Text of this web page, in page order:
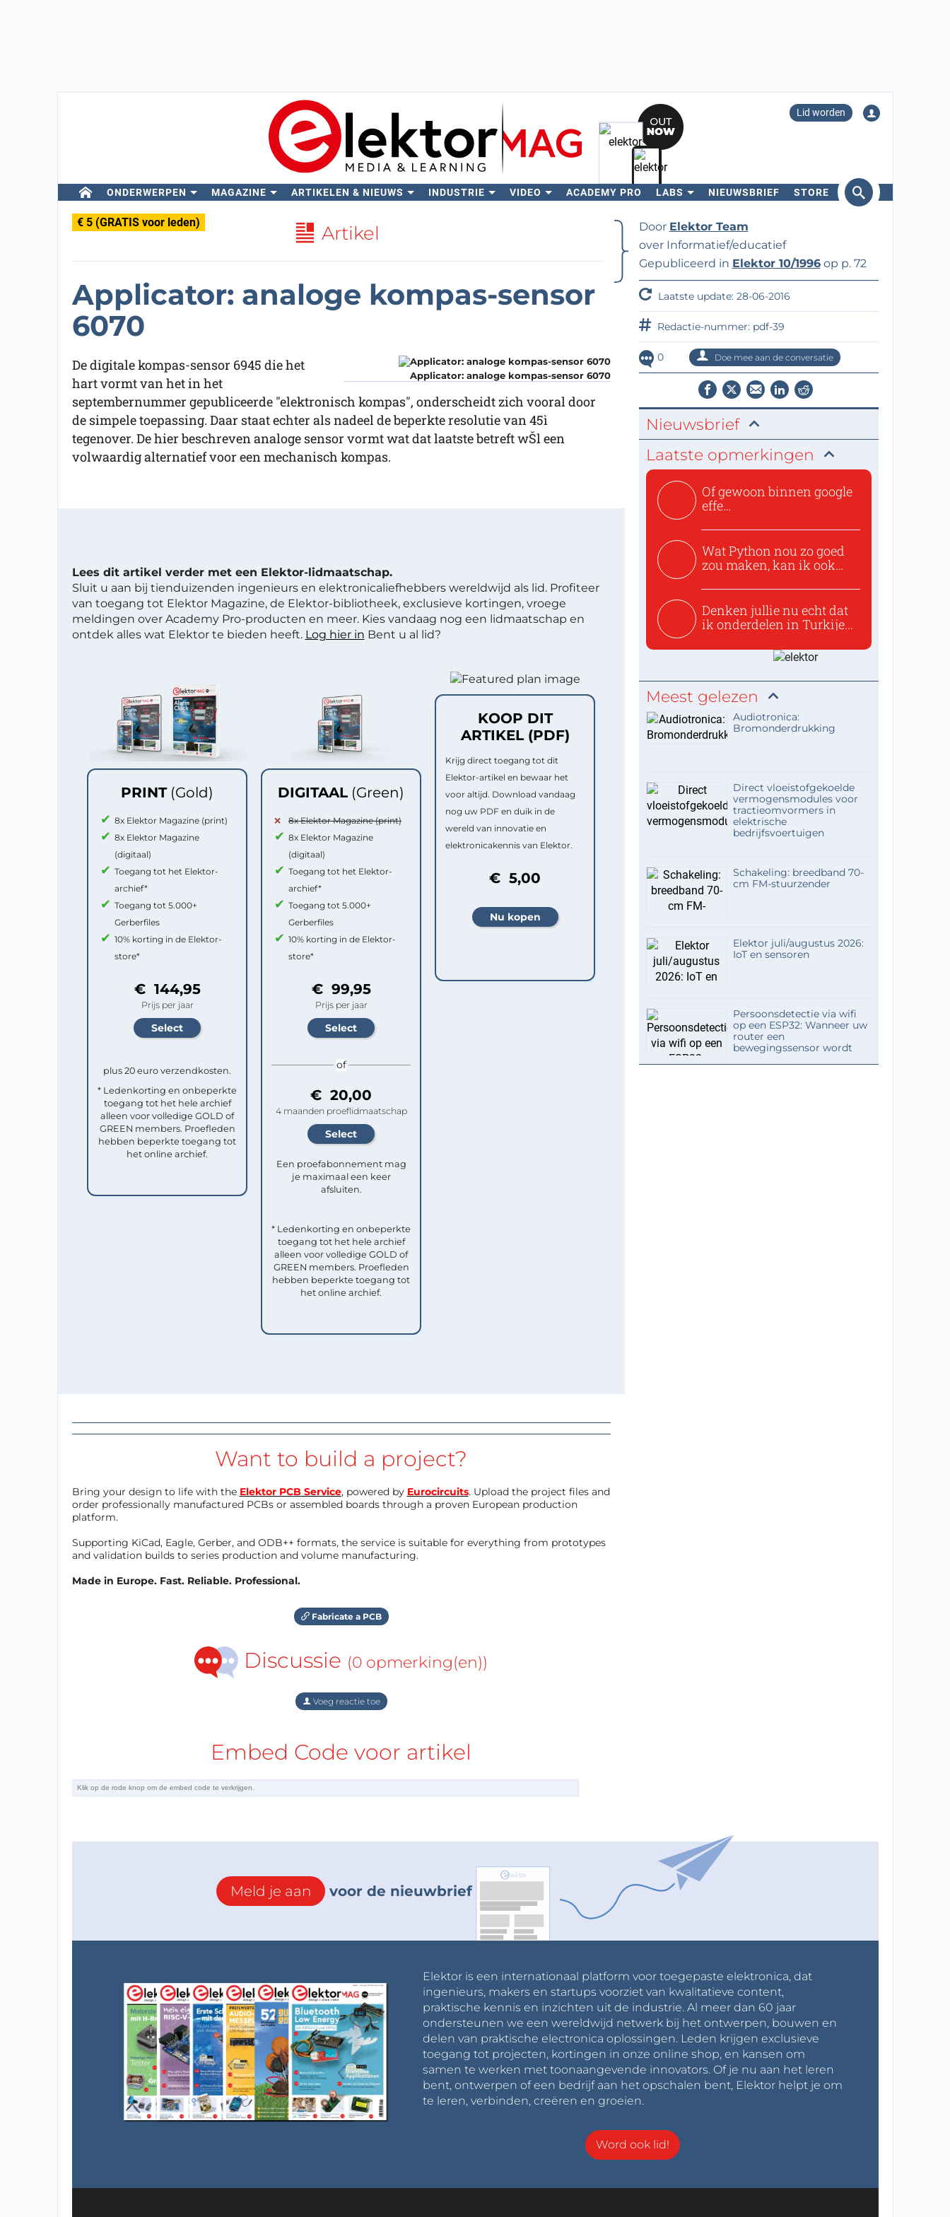
Lid worden
ONDERWERPEN MAGAZINE ARTIKELEN & NIEUWS INDUSTRIE VIDEO ACADEMY PRO LABS NIEUWSBRIEF STORE
€ 5 (GRATIS voor leden) Artikel
Applicator: analoge kompas-sensor
6070
Applicator: analoge kompas-sensor 6070
De digitale kompas-sensor 6945 die het
hart vormt van het in het
septembernummer gepubliceerde "elektronisch kompas", onderscheidt zich vooral door
de simpele toepassing. Daar staat echter als nadeel de beperkte resolutie van 45ì
tegenover. De hier beschreven analoge sensor vormt wat dat laatste betreft wŠl een
volwaardig alternatief voor een mechanisch kompas.
Lees dit artikel verder met een Elektor-lidmaatschap.
Sluit u aan bij tienduizenden ingenieurs en elektronicaliefhebbers wereldwijd als lid. Profiteer
van toegang tot Elektor Magazine, de Elektor-bibliotheek, exclusieve kortingen, vroege
meldingen over Academy Pro-producten en meer. Kies vandaag nog een lidmaatschap en
ontdek alles wat Elektor te bieden heeft. Log hier in Bent u al lid?
PRINT (Gold)
8x Elektor Magazine (print)
8x Elektor Magazine
(digitaal)
Toegang tot het Elektor-
archief*
Toegang tot 5.000+
Gerberfiles
10% korting in de Elektor-
store*
€ 144,95
Prijs per jaar
plus 20 euro verzendkosten.
* Ledenkorting en onbeperkte
toegang tot het hele archief
alleen voor volledige GOLD of
GREEN members. Proefleden
hebben beperkte toegang tot
het online archief.
DIGITAAL (Green)
8x Elektor Magazine (print)
8x Elektor Magazine
(digitaal)
Toegang tot het Elektor-
archief*
Toegang tot 5.000+
Gerberfiles
10% korting in de Elektor-
store*
€ 99,95
Prijs per jaar
of
€ 20,00
4 maanden proeflidmaatschap
Een proefabonnement mag
je maximaal een keer
afsluiten.
* Ledenkorting en onbeperkte
toegang tot het hele archief
alleen voor volledige GOLD of
GREEN members. Proefleden
hebben beperkte toegang tot
het online archief.
KOOP DIT
ARTIKEL (PDF)
Krijg direct toegang tot dit
Elektor-artikel en bewaar het
voor altijd. Download vandaag
nog uw PDF en duik in de
wereld van innovatie en
elektronicakennis van Elektor.
€ 5,00
Want to build a project?
Bring your design to life with the Elektor PCB Service, powered by Eurocircuits. Upload the project files and
order professionally manufactured PCBs or assembled boards through a proven European production
platform.
Supporting KiCad, Eagle, Gerber, and ODB++ formats, the service is suitable for everything from prototypes
and validation builds to series production and volume manufacturing.
Made in Europe. Fast. Reliable. Professional.
Fabricate a PCB
Discussie (0 opmerking(en))
Voeg reactie toe
Embed Code voor artikel
Door Elektor Team
over Informatief/educatief
Gepubliceerd in Elektor 10/1996op p. 72
Laatste update: 28-06-2016
Redactie-nummer: pdf-39
0 Doe mee aan de conversatie
Nieuwsbrief
Laatste opmerkingen
Of gewoon binnen google
effe
Wat Python nou zo goed
zou maken, kan ik ook
Denken jullie nu echt dat
ik onderdelen in Turkije...
Meest gelezen
Audiotronica:
Bromonderdrukking
Direct vloeistofgekoelde
vermogensmodules voor
tractieomvormers in
elektrische
bedrijfsvoertuigen
Schakeling: breedband 70-
cm FM-stuurzender
Elektor juli/augustus 2026:
IoT en sensoren
Persoonsdetectie via wifi
op een ESP32: Wanneer uw
router een
bewegingssensor wordt
Meld je aan voor de nieuwbrief
Elektor is een internationaal platform voor toegepaste elektronica, dat
ingenieurs, makers en startups voorziet van kwalitatieve content,
praktische kennis en inzichten uit de industrie. Al meer dan 60 jaar
ondersteunen we een wereldwijd netwerk bij het ontwerpen, bouwen en
delen van praktische electronica oplossingen. Leden krijgen exclusieve
toegang tot projecten, kortingen in onze online shop, en kansen om
samen te werken met toonaangevende innovators. Of je nu aan het leren
bent, ontwerpen of een bedrijf aan het opschalen bent, Elektor helpt je om
te leren, verbinden, creëren en groeien.
Word ook lid!